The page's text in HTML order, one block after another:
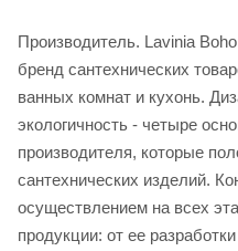
Производитель. Lavinia
бренд сантехнических
ванных комнат и кухонь.
экологичность - четыре
производителя, которые
сантехнических изделий.
осуществлением на всех
продукции: от ее